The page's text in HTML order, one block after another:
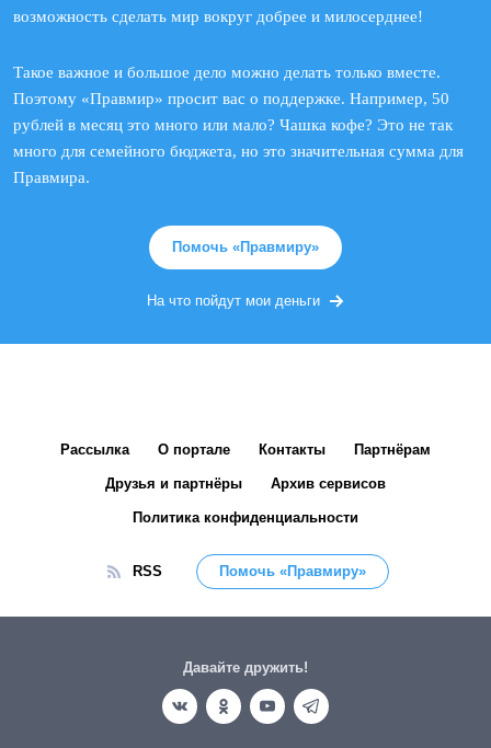
возможность сделать мир вокруг добрее и милосерднее!
Такое важное и большое дело можно делать только вместе.
Поэтому «Правмир» просит вас о поддержке. Например, 50
рублей в месяц это много или мало? Чашка кофе? Это не так
много для семейного бюджета, но это значительная сумма для
Правмира.
Помочь «Правмиру»
На что пойдут мои деньги
Рассылка О портале Контакты Партнёрам
Друзья и партнёры Архив сервисов
Политика конфиденциальности
RSS Помочь «Правмиру»
Давайте дружить!